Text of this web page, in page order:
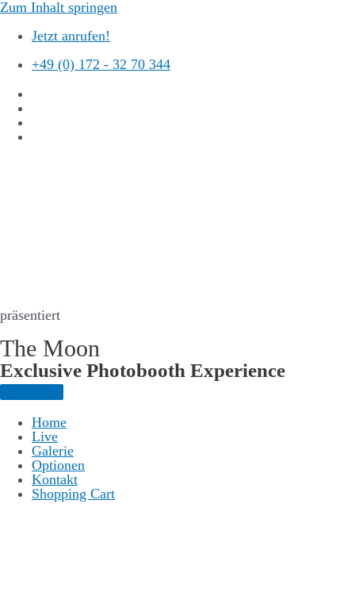
Zum Inhalt springen
Jetzt anrufen!
+49 (0) 172 - 32 70 344
präsentiert
The Moon
Exclusive Photo­booth Experience
Home
Live
Galerie
Optionen
Kontakt
Shopping Cart